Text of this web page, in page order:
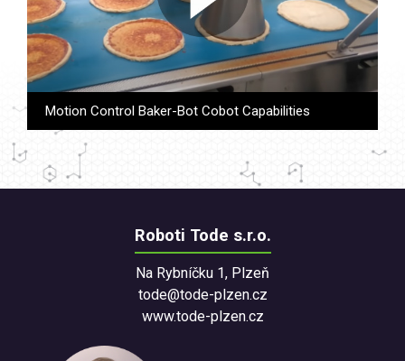
Motion Control Baker-Bot Cobot Capabilities
Roboti Tode s.r.o.
Na Rybníčku 1, Plzeň
tode@tode-plzen.cz
www.tode-plzen.cz